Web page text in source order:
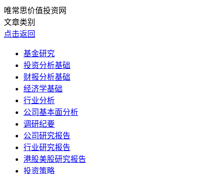
唯常思价值投资网
文章类别
点击返回
基金研究
投资分析基础
财报分析基础
经济学基础
行业分析
公司基本面分析
调研纪要
公司研究报告
行业研究报告
港股美股研究报告
投资策略